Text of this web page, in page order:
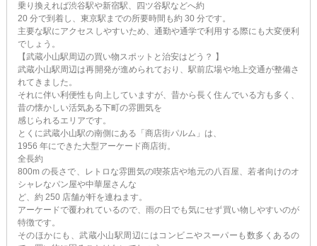
乗り換えれば渋谷駅や新宿駅、四ツ谷駅などへ約
20 分で到着し、東京駅までの所要時間も約 30 分です。
主要な駅にアクセスしやすいため、通勤や通学で利用する際にも大変便利
でしょう。
【武蔵小山駅周辺の買い物スポットと治安はどう？ 】
武蔵小山駅周辺は再開発が進められており、駅前広場や地上交通が整備さ
れてきました。
それに伴い利便性も向上していますが、昔から長く住んでいる方も多く、
昔の懐かしい活気ある下町の雰囲気を
感じられるエリアです。
とくに武蔵小山駅の南側にある「商店街パルム」は、
1956 年にできた大型アーケード商店街。
全長約
800m の長さで、レトロな雰囲気の喫茶店や地元の八百屋、若者向けのオ
シャレなパン屋や中華屋さんな
ど、約 250 店舗が軒を連ねます。
アーケードで覆われているので、雨の日でも気にせず買い物しやすいのが
特徴です。
そのほかにも、武蔵小山駅周辺にはコンビニやスーパーも数多くあるの